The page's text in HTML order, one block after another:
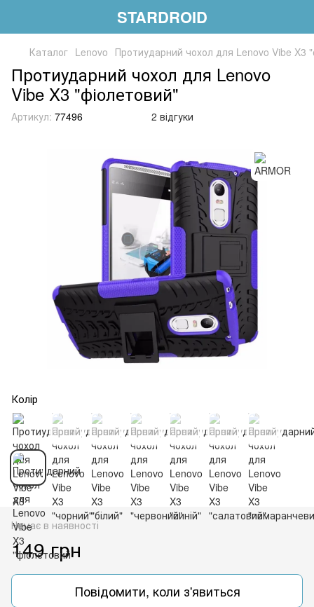
STARDROID
Каталог Lenovo Протиударний чохол для Lenovo Vibe X3
Протиударний чохол для Lenovo
Vibe X3 "фіолетовий"
Артикул: 77496 2 відгуки
Колір
Немає в наявності
149 грн
Повідомити, коли з'явиться